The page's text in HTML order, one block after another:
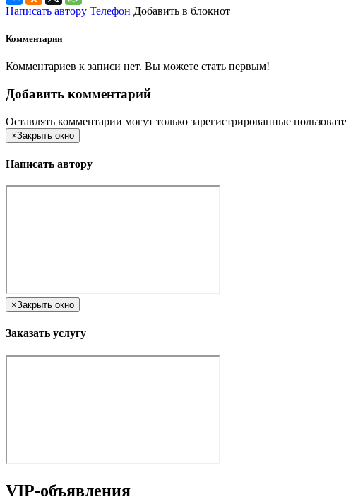
Написать автору Телефон Добавить в блокнот
Комментарии
Комментариев к записи нет. Вы можете стать первым!
Добавить комментарий
Оставлять комментарии могут только зарегистрированные
×Закрыть окно
Написать автору
×Закрыть окно
Заказать услугу
VIP-объявления